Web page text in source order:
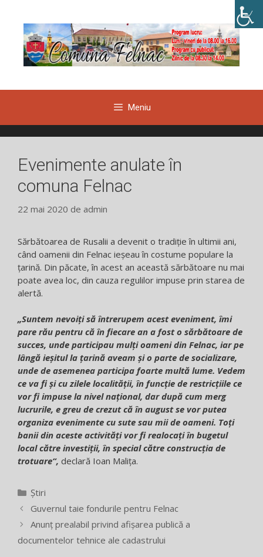
conținut
Meniu
Evenimente anulate în
comuna Felnac
22 mai 2020 de admin
Sărbătoarea de Rusalii a devenit o tradiție în ultimii ani,
când oamenii din Felnac ieșeau în costume populare la
țarină. Din păcate, în acest an această sărbătoare nu mai
poate avea loc, din cauza regulilor impuse prin starea de
alertă.
„Suntem nevoiți să întrerupem acest eveniment, îmi
pare rău pentru că în fiecare an a fost o sărbătoare de
succes, unde participau mulți oameni din Felnac, iar pe
lângă ieșitul la țarină aveam și o parte de socializare,
unde de asemenea participa foarte multă lume. Vedem
ce va fi și cu zilele localității, în funcție de restricțiile ce
vor fi impuse la nivel național, dar după cum merg
lucrurile, e greu de crezut că în august se vor putea
organiza evenimente cu sute sau mii de oameni. Toți
banii din aceste activități vor fi realocați în bugetul
local către investiții, în special către construcția de
trotuare“, declară Ioan Malița.
Categorii
Știri
Guvernul taie fondurile pentru Felnac
Anunț prealabil privind afișarea publică a
documentelor tehnice ale cadastrului